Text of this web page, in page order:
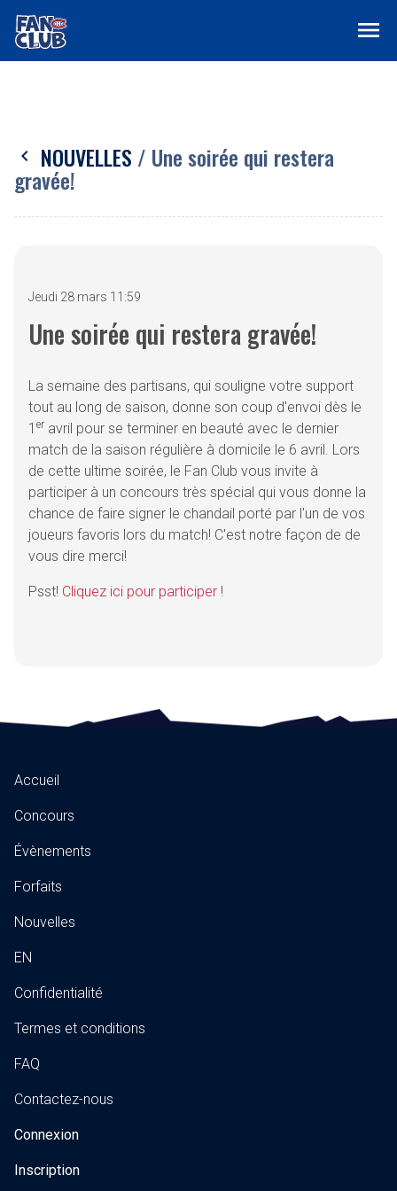
menu
chevron_left NOUVELLES / Une soirée qui restera
gravée!
Jeudi 28 mars 11:59
Une soirée qui restera gravée!
La semaine des partisans, qui souligne votre support
tout au long de saison, donne son coup d'envoi dès le
1 er avril pour se terminer en beauté avec le dernier
match de la saison régulière à domicile le 6 avril. Lors
de cette ultime soirée, le Fan Club vous invite à
participer à un concours très spécial qui vous donne la
chance de faire signer le chandail porté par l'un de vos
joueurs favoris lors du match! C'est notre façon de de
vous dire merci!
Psst! Cliquez ici pour participer !
Accueil
Concours
Évènements
Forfaits
Nouvelles
EN
Confidentialité
Termes et conditions
FAQ
Contactez-nous
Connexion
Inscription